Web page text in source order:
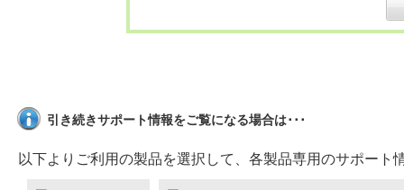
引き続きサポート情報をご覧になる場合は･･･
以下よりご利用の製品を選択して、各製品専用のサポート